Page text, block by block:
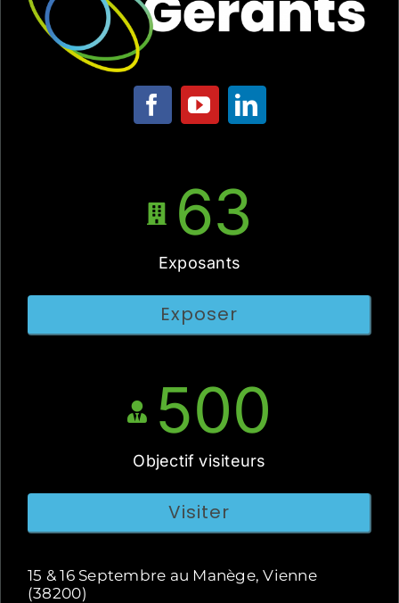
63
Exposants
Exposer
500
Objectif visiteurs
Visiter
15 & 16 Septembre au Manège, Vienne
(38200)